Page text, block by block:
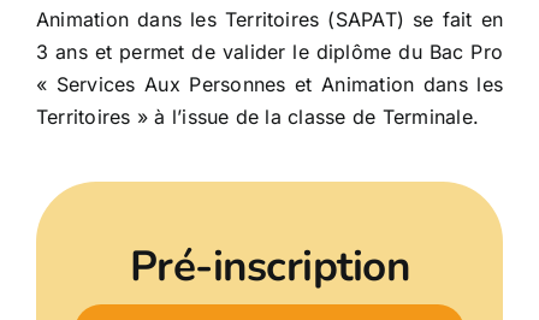
Animation dans les Territoires (SAPAT) se fait en
3 ans et permet de valider le diplôme du Bac Pro
« Services Aux Personnes et Animation dans les
Territoires » à l’issue de la classe de Terminale.
Pré-inscription